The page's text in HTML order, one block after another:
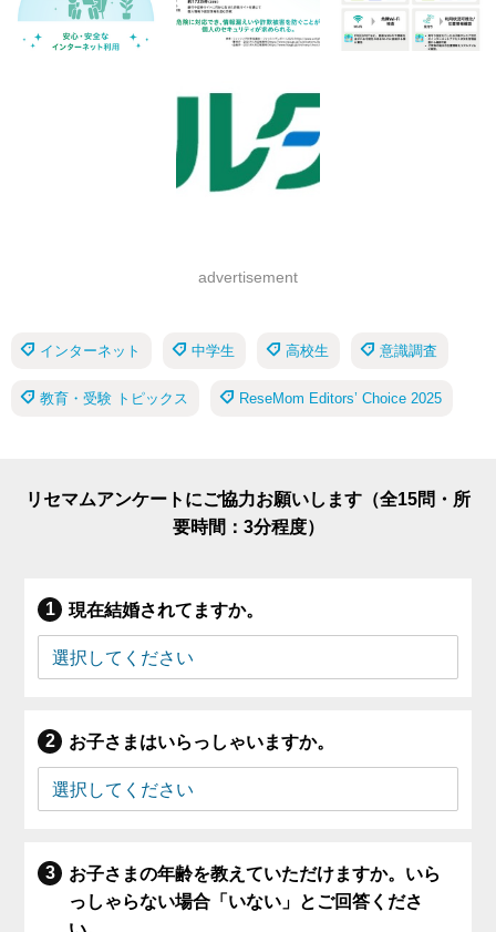
advertisement
インターネット 中学生 高校生 意識調査
教育・受験 トピックス ReseMom Editors’ Choice 2025
リセマムアンケートにご協力お願いします（全15問・所
要時間：3分程度）
現在結婚されてますか。
お子さまはいらっしゃいますか。
お子さまの年齢を教えていただけますか。いら
っしゃらない場合「いない」とご回答くださ